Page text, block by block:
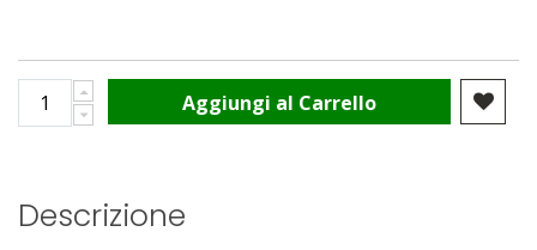
Aggiungi al Carrello
Descrizione